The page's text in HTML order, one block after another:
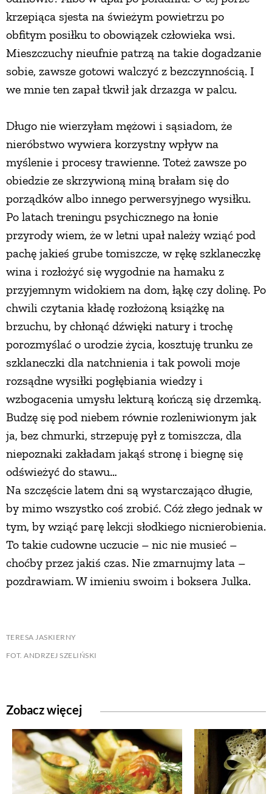
krzepiąca sjesta na świeżym powietrzu po
obfitym posiłku to obowiązek człowieka wsi.
Mieszczuchy nieufnie patrzą na takie dogadzanie
sobie, zawsze gotowi walczyć z bezczynnością. I
we mnie ten zapał tkwił jak drzazga w palcu.
Długo nie wierzyłam mężowi i sąsiadom, że
nieróbstwo wywiera korzystny wpływ na
myślenie i procesy trawienne. Toteż zawsze po
obiedzie ze skrzywioną miną brałam się do
porządków albo innego perwersyjnego wysiłku.
Po latach treningu psychicznego na łonie
przyrody wiem, że w letni upał należy wziąć pod
pachę jakieś grube tomiszcze, w rękę szklaneczkę
wina i rozłożyć się wygodnie na hamaku z
przyjemnym widokiem na dom, łąkę czy dolinę. Po
chwili czytania kładę rozłożoną książkę na
brzuchu, by chłonąć dźwięki natury i trochę
porozmyślać o urodzie życia, kosztuję trunku ze
szklaneczki dla natchnienia i tak powoli moje
rozsądne wysiłki pogłębiania wiedzy i
wzbogacenia umysłu lekturą kończą się drzemką.
Budzę się pod niebem równie rozleniwionym jak
ja, bez chmurki, strzepuję pył z tomiszcza, dla
niepoznaki zakładam jakąś stronę i biegnę się
odświeżyć do stawu…
Na szczęście latem dni są wystarczająco długie,
by mimo wszystko coś zrobić. Cóż złego jednak w
tym, by wziąć parę lekcji słodkiego nicnierobienia.
To takie cudowne uczucie – nic nie musieć –
choćby przez jakiś czas. Nie zmarnujmy lata –
pozdrawiam. W imieniu swoim i boksera Julka.
TERESA JASKIERNY
FOT. ANDRZEJ SZELIŃSKI
Zobacz więcej